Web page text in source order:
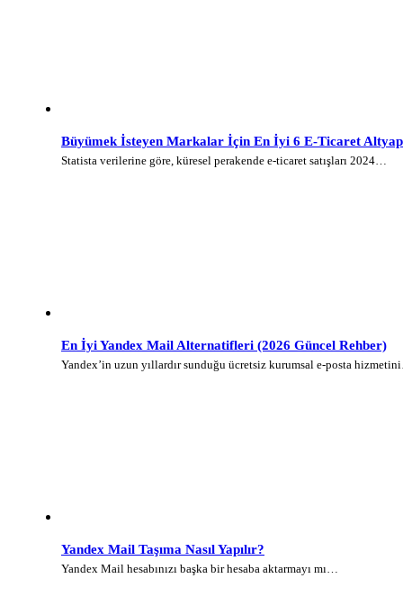
Büyümek İsteyen Markalar İçin En İyi 6 E-Ticaret
Statista verilerine göre, küresel perakende e-ticaret satışları 2024…
En İyi Yandex Mail Alternatifleri (2026 Güncel Rehber)
Yandex’in uzun yıllardır sunduğu ücretsiz kurumsal e-posta
Yandex Mail Taşıma Nasıl Yapılır?
Yandex Mail hesabınızı başka bir hesaba aktarmayı mı…